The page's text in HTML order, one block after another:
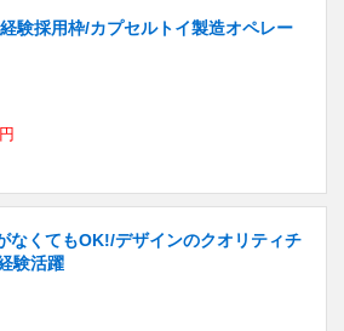
験採用枠/カプセルトイ製造オペレー
なくてもOK!/デザインのクオリティチ
験活躍